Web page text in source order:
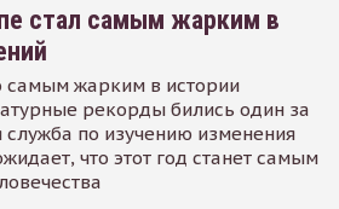
стал самым жарким в
самым жарким в истории
рекорды бились один за
служба по изучению изменения
что этот год станет самым